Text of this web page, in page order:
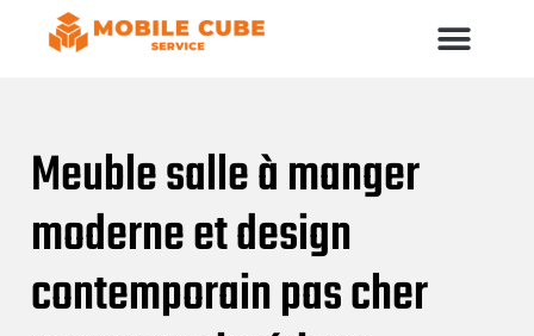
Meuble salle à manger
moderne et design
contemporain pas cher